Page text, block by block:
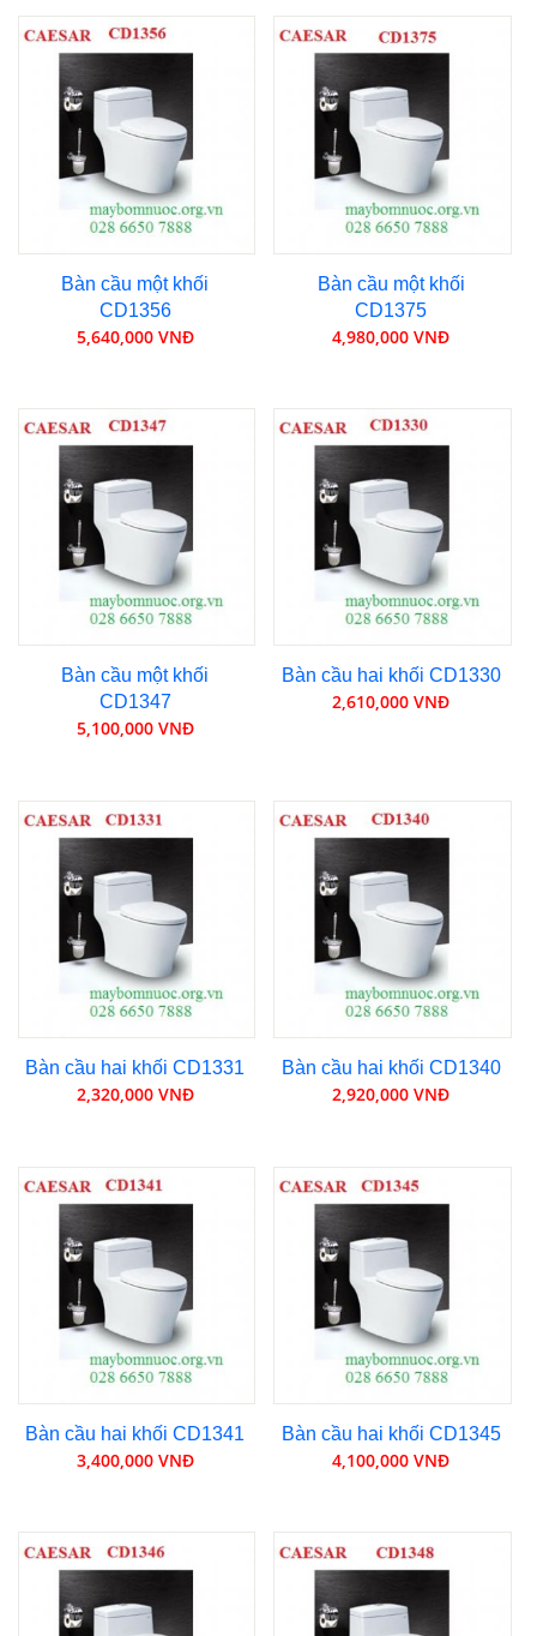
Bàn cầu một khối
CD1356
5,640,000 VNĐ
Bàn cầu một khối
CD1375
4,980,000 VNĐ
Bàn cầu một khối
CD1347
5,100,000 VNĐ
Bàn cầu hai khối CD1330
2,610,000 VNĐ
Bàn cầu hai khối CD1331
2,320,000 VNĐ
Bàn cầu hai khối CD1340
2,920,000 VNĐ
Bàn cầu hai khối CD1341
3,400,000 VNĐ
Bàn cầu hai khối CD1345
4,100,000 VNĐ